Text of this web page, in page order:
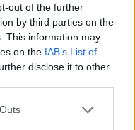
out of the further
by third parties on the
This information may
on the IAB’s List of
disclose it to other